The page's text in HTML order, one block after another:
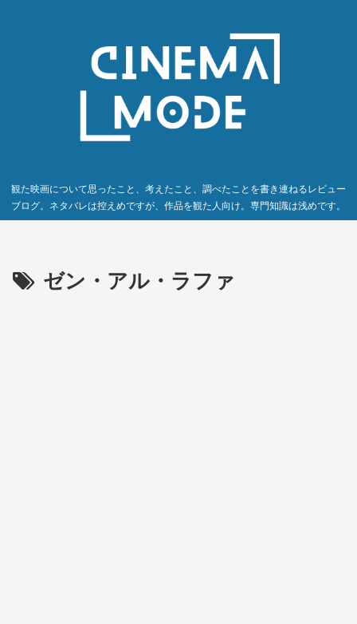
観た映画について思ったこと、考えたこと、調べたことを書き連ねるレビュー
ブログ。ネタバレは控えめですが、作品を観た人向け。専門知識は浅めです。
ゼン・アル・ラファ